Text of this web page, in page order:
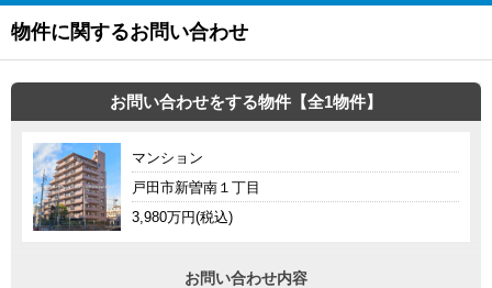
物件に関するお問い合わせ
お問い合わせをする物件【全1物件】
マンション
戸田市新曽南１丁目
3,980万円(税込)
お問い合わせ内容